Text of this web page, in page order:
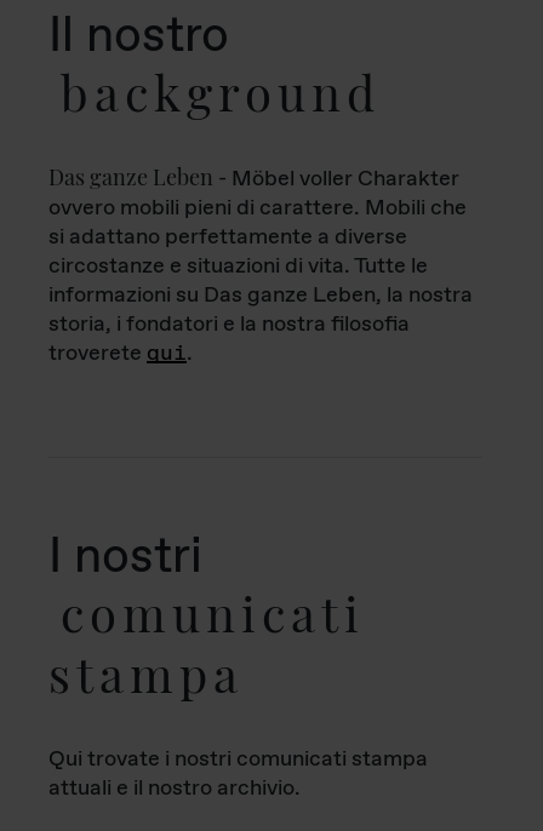
Il nostro
background
Das ganze Leben - Möbel voller Charakter
ovvero mobili pieni di carattere. Mobili che
si adattano perfettamente a diverse
circostanze e situazioni di vita. Tutte le
informazioni su Das ganze Leben, la nostra
storia, i fondatori e la nostra filosofia
troverete qui.
I nostri
comunicati
stampa
Qui trovate i nostri comunicati stampa
attuali e il nostro archivio.